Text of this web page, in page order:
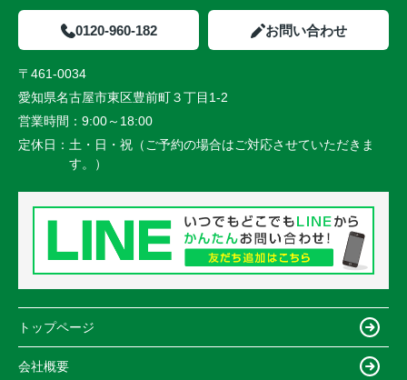
0120-960-182 お問い合わせ
〒461-0034
愛知県名古屋市東区豊前町３丁目1-2
営業時間： 9:00～18:00
定休日： 土・日・祝（ご予約の場合はご対応させていただきま
す。）
トップページ
会社概要